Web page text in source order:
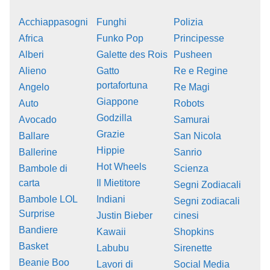
Acchiappasogni
Africa
Alberi
Alieno
Angelo
Auto
Avocado
Ballare
Ballerine
Bambole di
carta
Bambole LOL
Surprise
Bandiere
Basket
Beanie Boo
Funghi
Funko Pop
Galette des Rois
Gatto
portafortuna
Giappone
Godzilla
Grazie
Hippie
Hot Wheels
Il Mietitore
Indiani
Justin Bieber
Kawaii
Labubu
Lavori di
Polizia
Principesse
Pusheen
Re e Regine
Re Magi
Robots
Samurai
San Nicola
Sanrio
Scienza
Segni Zodiacali
Segni zodiacali
cinesi
Shopkins
Sirenette
Social Media